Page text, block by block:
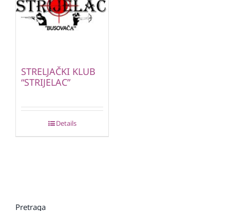
STRELJAČKI KLUB
“STRIJELAC”
Details
Pretraga